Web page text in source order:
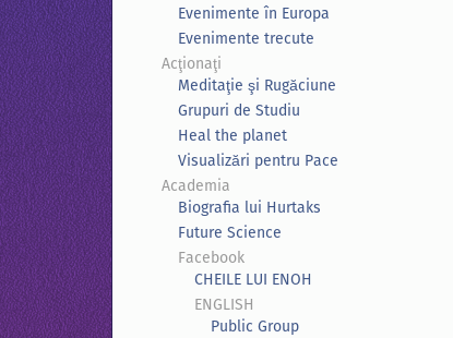
Evenimente în Europa
Evenimente trecute
Acţionaţi
Meditaţie şi Rugăciune
Grupuri de Studiu
Heal the planet
Visualizări pentru Pace
Academia
Biografia lui Hurtaks
Future Science
Facebook
CHEILE LUI ENOH
ENGLISH
Public Group